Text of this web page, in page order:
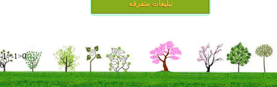
تبلیغات متفرقه
-1>-1>0
0